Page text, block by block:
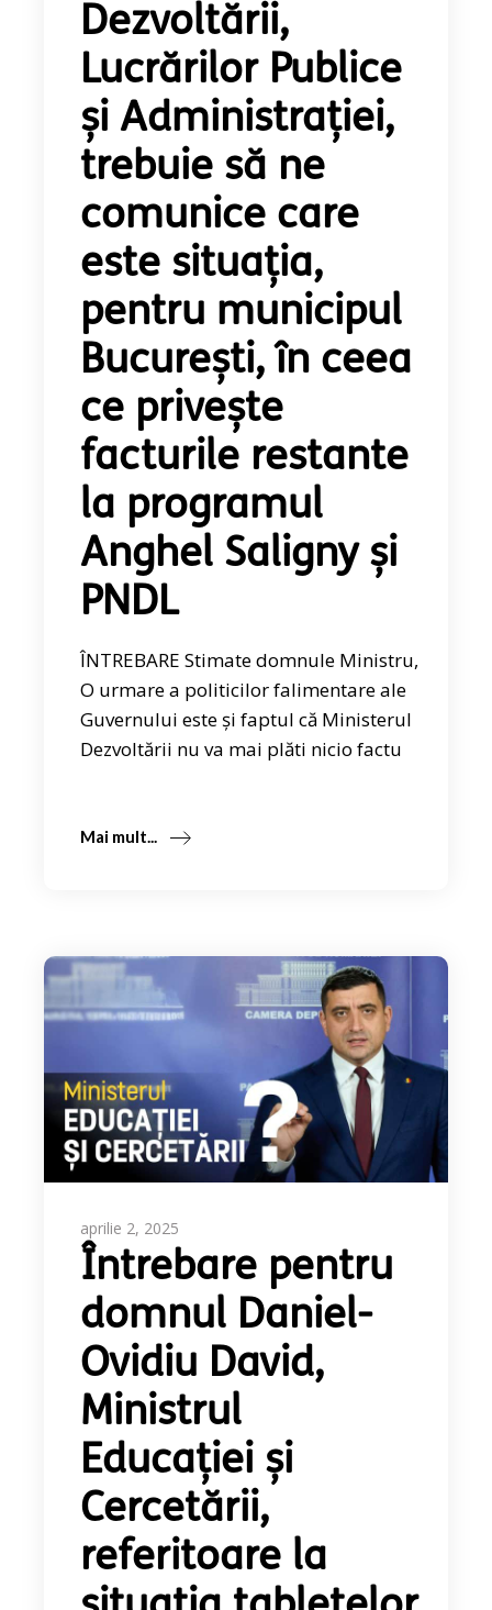
Dezvoltării,
Lucrărilor Publice
și Administrației,
trebuie să ne
comunice care
este situația,
pentru municipul
București, în ceea
ce privește
facturile restante
la programul
Anghel Saligny și
PNDL
ÎNTREBARE Stimate domnule Ministru,
O urmare a politicilor falimentare ale
Guvernului este și faptul că Ministerul
Dezvoltării nu va mai plăti nicio factu
Mai mult...
aprilie 2, 2025
Întrebare pentru
domnul Daniel-
Ovidiu David,
Ministrul
Educației și
Cercetării,
referitoare la